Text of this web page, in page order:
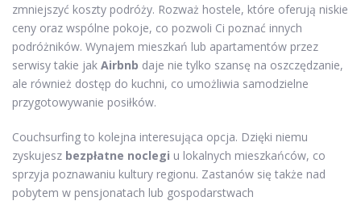
zmniejszyć koszty podróży. Rozważ hostele, które oferują niskie
ceny oraz wspólne pokoje, co pozwoli Ci poznać innych
podróżników. Wynajem mieszkań lub apartamentów przez
serwisy takie jak Airbnb daje nie tylko szansę na oszczędzanie,
ale również dostęp do kuchni, co umożliwia samodzielne
przygotowywanie posiłków.
Couchsurfing to kolejna interesująca opcja. Dzięki niemu
zyskujesz bezpłatne noclegi u lokalnych mieszkańców, co
sprzyja poznawaniu kultury regionu. Zastanów się także nad
pobytem w pensjonatach lub gospodarstwach